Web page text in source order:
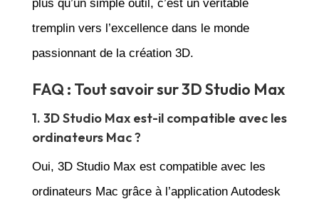
plus qu’un simple outil, c’est un véritable
tremplin vers l’excellence dans le monde
passionnant de la création 3D.
FAQ : Tout savoir sur 3D Studio Max
1. 3D Studio Max est-il compatible avec les
ordinateurs Mac ?
Oui, 3D Studio Max est compatible avec les
ordinateurs Mac grâce à l’application Autodesk